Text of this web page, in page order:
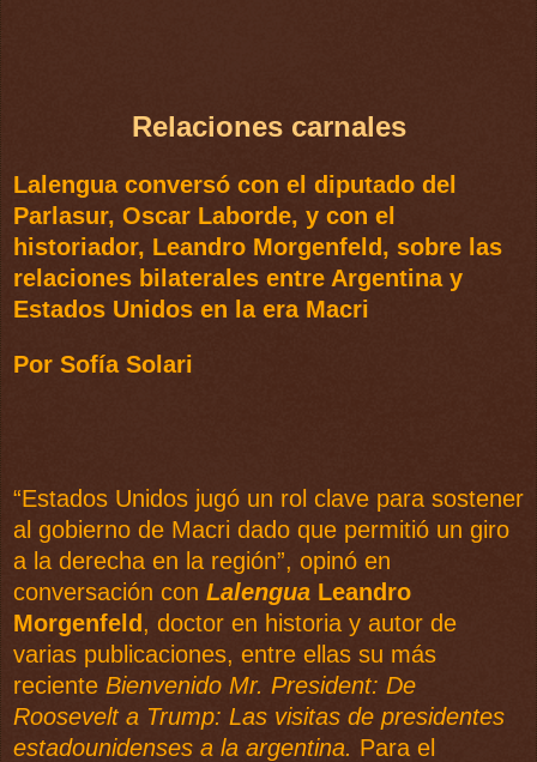
Relaciones carnales
Lalengua conversó con el diputado del
Parlasur, Oscar Laborde, y con el
historiador, Leandro Morgenfeld, sobre las
relaciones bilaterales entre Argentina y
Estados Unidos en la era Macri
Por Sofía Solari
“Estados Unidos jugó un rol clave para sostener
al gobierno de Macri dado que permitió un giro
a la derecha en la región”, opinó en
conversación con Lalengua Leandro
Morgenfeld, doctor en historia y autor de
varias publicaciones, entre ellas su más
reciente Bienvenido Mr. President: De
Roosevelt a Trump: Las visitas de presidentes
estadounidenses a la argentina. Para el